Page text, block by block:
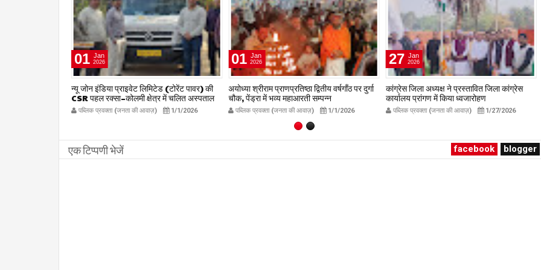
01 Jan
2026
न्यू जोन इंडिया प्राइवेट लिमिटेड (टोरेंट पावर) की
CSR पहल रक्सा–कोलमी क्षेत्र में चलित अस्पताल
एम्बुलेंस सेवा का शुभारंभ
publicpravakta.com
पब्लिक प्रवक्ता (जनता की आवाज़) 1/1/2026
01 Jan
2026
अयोध्या श्रीराम प्राणप्रतिष्ठा द्वितीय वर्षगाँठ पर दुर्गा
चौक, पेंड्रा में भव्य महाआरती सम्पन्न
publicpravakta.com
पब्लिक प्रवक्ता (जनता की आवाज़) 1/1/2026
27 Jan
2026
कांग्रेस जिला अध्यक्ष ने प्रस्तावित जिला कांग्रेस
कार्यालय प्रांगण में किया ध्वजारोहण
publicpravakta.com
पब्लिक प्रवक्ता (जनता की आवाज़) 1/27/2026
एक टिप्पणी भेजें facebook blogger